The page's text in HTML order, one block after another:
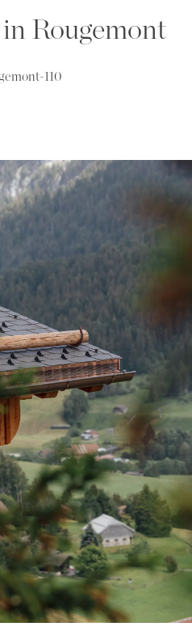
Rougemont
110